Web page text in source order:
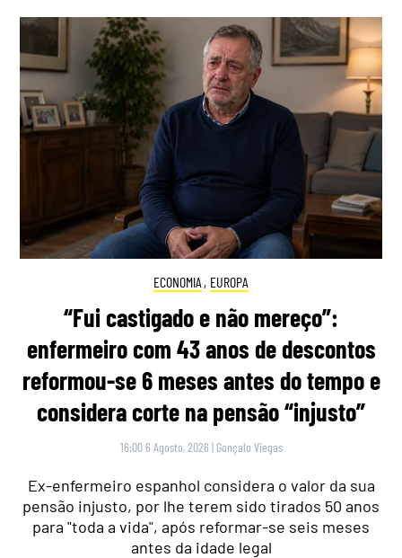
ECONOMIA , EUROPA
“Fui castigado e não mereço”:
enfermeiro com 43 anos de descontos
reformou-se 6 meses antes do tempo e
considera corte na pensão “injusto”
16:00 6 Agosto, 2026 | Gonçalo Viegas
Ex-enfermeiro espanhol considera o valor da sua
pensão injusto, por lhe terem sido tirados 50 anos
para "toda a vida", após reformar-se seis meses
antes da idade legal